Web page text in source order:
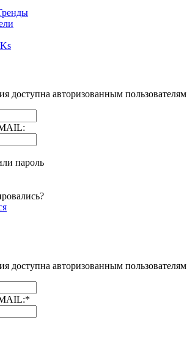
доступна авторизованным пользователям
пароль
доступна авторизованным пользователям
*